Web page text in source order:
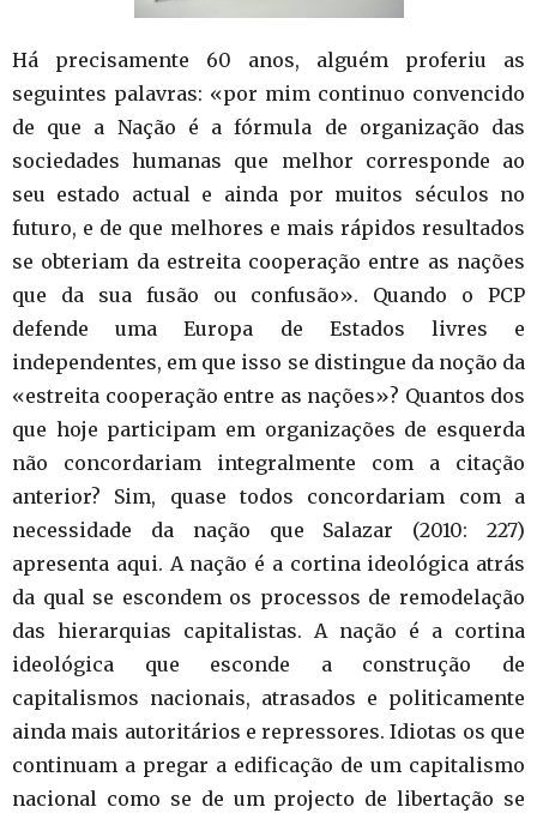
Há precisamente 60 anos, alguém proferiu as
seguintes palavras: «por mim continuo convencido
de que a Nação é a fórmula de organização das
sociedades humanas que melhor corresponde ao
seu estado actual e ainda por muitos séculos no
futuro, e de que melhores e mais rápidos resultados
se obteriam da estreita cooperação entre as nações
que da sua fusão ou confusão». Quando o PCP
defende uma Europa de Estados livres e
independentes, em que isso se distingue da noção da
«estreita cooperação entre as nações»? Quantos dos
que hoje participam em organizações de esquerda
não concordariam integralmente com a citação
anterior? Sim, quase todos concordariam com a
necessidade da nação que Salazar (2010: 227)
apresenta aqui. A nação é a cortina ideológica atrás
da qual se escondem os processos de remodelação
das hierarquias capitalistas. A nação é a cortina
ideológica que esconde a construção de
capitalismos nacionais, atrasados e politicamente
ainda mais autoritários e repressores. Idiotas os que
continuam a pregar a edificação de um capitalismo
nacional como se de um projecto de libertação se